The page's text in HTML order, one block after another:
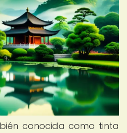
conocida como tinta